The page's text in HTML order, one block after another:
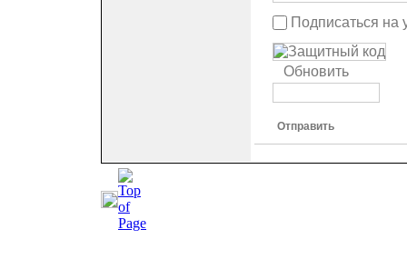
Подписаться
Обновить
Отправить